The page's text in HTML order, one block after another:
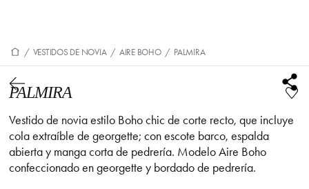
/ VESTIDOS DE NOVIA / AIRE BOHO / PALMIRA
PALMIRA
Vestido de novia estilo Boho chic de corte recto, que incluye
cola extraíble de georgette; con escote barco, espalda
abierta y manga corta de pedrería. Modelo Aire Boho
confeccionado en georgette y bordado de pedrería.